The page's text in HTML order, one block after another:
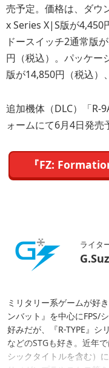
売予定。価格は、ダウ
x Series X|S版が4,450
ドースイッチ2通常版
円（税込）。パッケー
版が14,850円（税込）
追加機体（DLC）「R-
ォームにて6月4日発売
『FZ:
ライタ
ミリタリー系ゲームが好
ンバット』を中心にFPS/
好みだが、『R-TYPE』シ
などのSTGも好き。近年
シックタイトルを含む）